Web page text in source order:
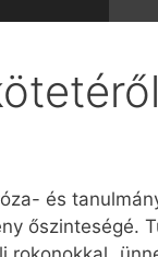
és
őszinteségé.